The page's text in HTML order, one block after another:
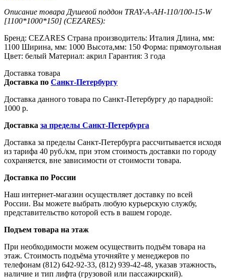
Описание товара Душевой поддон TRAY-A-AH-110/100-15-W
[1100*1000*150] (CEZARES):
Бренд: CEZARES Страна производитель: Италия Длина, мм:
1100 Ширина, мм: 1000 Высота,мм: 150 Форма: прямоугольная
Цвет: белый Материал: акрил Гарантия: 3 года
Доставка товара
Доставка по Санкт-Петербургу
Доставка данного товара по Санкт-Петербургу до парадной:
1000 р.
Доставка за пределы Санкт-Петербурга
Доставка за пределы Санкт-Петербурга рассчитывается исходя
из тарифа 40 руб./км, при этом стоимость доставки по городу
сохраняется, вне зависимости от стоимости товара.
Доставка по России
Наш интернет-магазин осуществляет доставку по всей
России. Вы можете выбрать любую курьерскую службу,
представительство которой есть в вашем городе.
Подъем товара на этаж
При необходимости можем осуществить подъём товара на
этаж. Стоимость подъёма уточняйте у менеджеров по
телефонам (812) 642-92-33, (812) 939-42-48, указав этажность,
наличие и тип лифта (грузовой или пассажирский).